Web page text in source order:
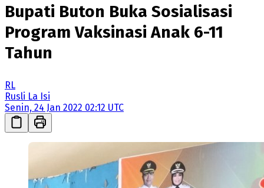
Bupati Buton Buka Sosialisasi
Program Vaksinasi Anak 6-11
Tahun
RL
Rusli La Isi
Senin, 24 Jan 2022 02:12 UTC